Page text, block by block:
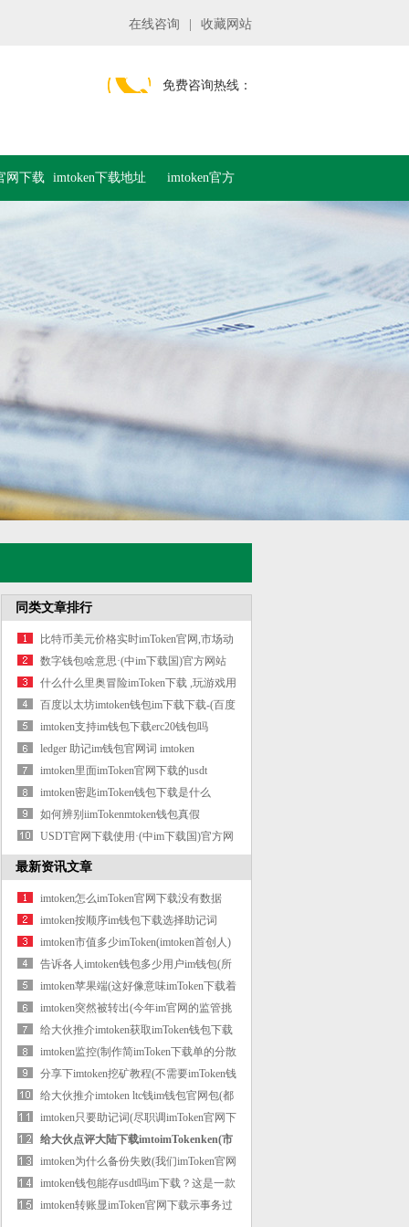
在线咨询 收藏网站
免费咨询热线：
网下载 imtoken下载地址 imtoken官方
同类文章排行
比特币美元价格实时imToken官网,市场动
态
数字钱包啥意思·(中im下载国)官方网站
什么什么里奥冒险imToken下载 ,玩游戏用
什
百度以太坊imtoken钱包im下载下载-(百度
以
imtoken支持im钱包下载erc20钱包吗
ledger 助记im钱包官网词 imtoken
imtoken里面imToken官网下载的usdt
imtoken密匙imToken钱包下载是什么
如何辨别iimTokenmtoken钱包真假
USDT官网下载使用·(中im下载国)官方网
站
最新资讯文章
imtoken怎么imToken官网下载没有数据
imtoken按顺序im钱包下载选择助记词
imtoken市值多少imToken(imtoken首创人)
告诉各人imtoken钱包多少用户im钱包(所
有网
imtoken苹果端(这好像意味imToken下载着
比特
imtoken突然被转出(今年im官网的监管挑
战将
给大伙推介imtoken获取imToken钱包下载
eon(被
imtoken监控(制作简imToken下载单的分散
文件
分享下imtoken挖矿教程(不需要imToken钱
包下
给大伙推介imtoken ltc钱im钱包官网包(都
只
imtoken只要助记词(尽职调imToken官网下
载查
给大伙点评大陆下载imtoimTokenken(市
场需求
imtoken为什么备份失败(我们imToken官网
下载
imtoken钱包能存usdt吗im下载？这是一款
怎样
imtoken转账显imToken官网下载示事务过